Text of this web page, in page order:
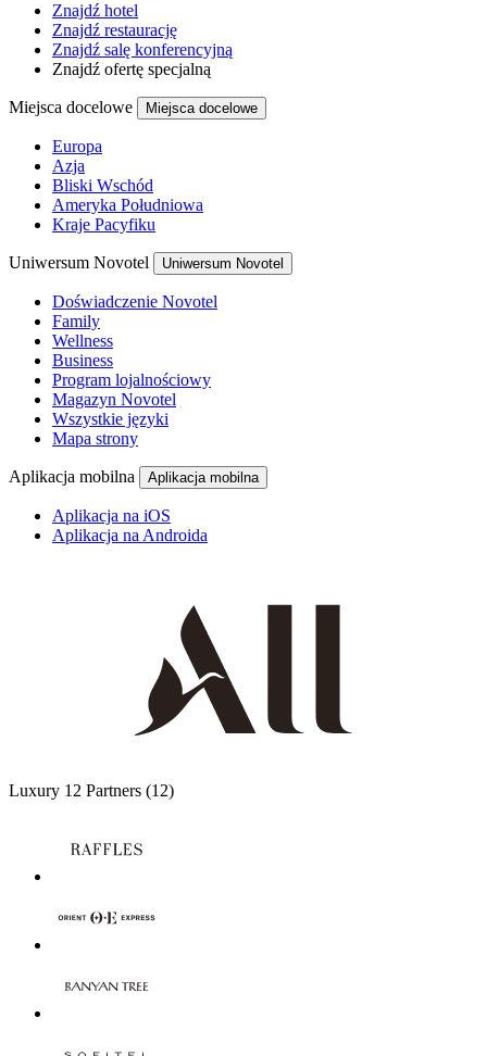
Znajdź hotel
Znajdź restaurację
Znajdź salę konferencyjną
Znajdź ofertę specjalną
Miejsca docelowe Miejsca docelowe
Europa
Azja
Bliski Wschód
Ameryka Południowa
Kraje Pacyfiku
Uniwersum Novotel Uniwersum Novotel
Doświadczenie Novotel
Family
Wellness
Business
Program lojalnościowy
Magazyn Novotel
Wszystkie języki
Mapa strony
Aplikacja mobilna Aplikacja mobilna
Aplikacja na iOS
Aplikacja na Androida
Luxury 12 Partners (12)